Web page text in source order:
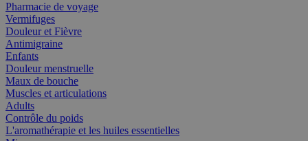
Pharmacie de voyage
Vermifuges
Douleur et Fièvre
Antimigraine
Enfants
Douleur menstruelle
Maux de bouche
Muscles et articulations
Adults
Contrôle du poids
L'aromathérapie et les huiles essentielles